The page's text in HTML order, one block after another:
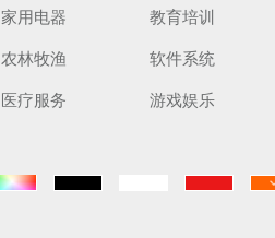
家用电器
教育培训
农林牧渔
软件系统
医疗服务
游戏娱乐